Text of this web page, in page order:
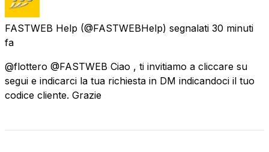
FASTWEB Help (@FASTWEBHelp) segnalati 30 minuti
fa
@flottero @FASTWEB Ciao , ti invitiamo a cliccare su
segui e indicarci la tua richiesta in DM indicandoci il tuo
codice cliente. Grazie